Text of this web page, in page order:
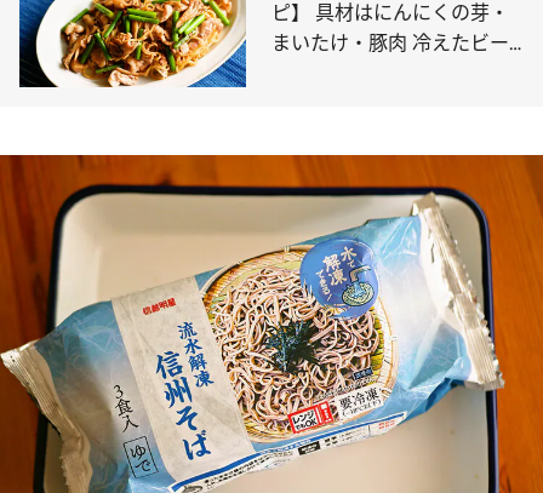
ピ】 具材はにんにくの芽・
まいたけ・豚肉 冷えたビー